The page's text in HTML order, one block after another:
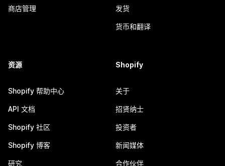
商店管理 发货
货币和翻译
资源
Shopify 帮助中心
API 文档
Shopify 社区
Shopify 博客
研究
Shopify
关于
招贤纳士
投资者
新闻媒体
合作伙伴